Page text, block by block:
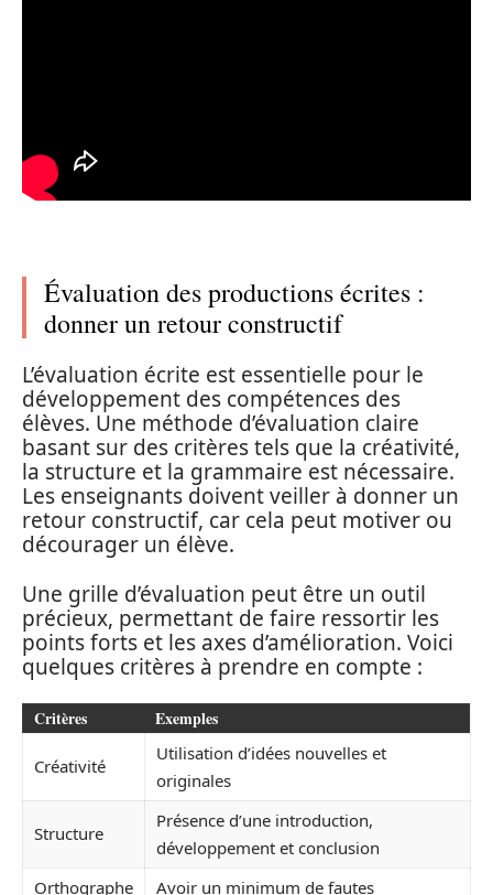
Évaluation des productions écrites :
donner un retour constructif
L’évaluation écrite est essentielle pour le
développement des compétences des
élèves. Une méthode d’évaluation claire
basant sur des critères tels que la créativité,
la structure et la grammaire est nécessaire.
Les enseignants doivent veiller à donner un
retour constructif, car cela peut motiver ou
décourager un élève.
Une grille d’évaluation peut être un outil
précieux, permettant de faire ressortir les
points forts et les axes d’amélioration. Voici
quelques critères à prendre en compte :
Critères Exemples
Créativité
Utilisation d’idées nouvelles et
originales
Structure
Présence d’une introduction,
développement et conclusion
Orthographe
Avoir un minimum de fautes